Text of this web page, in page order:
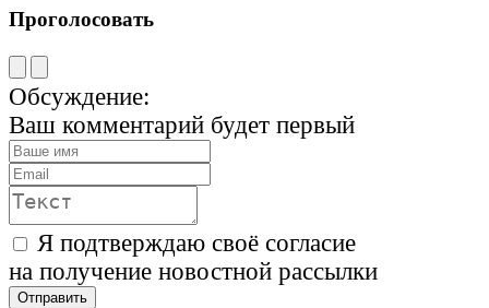
Проголосовать
Обсуждение:
Ваш комментарий будет первый
Я подтверждаю своё согласие
на получение новостной рассылки